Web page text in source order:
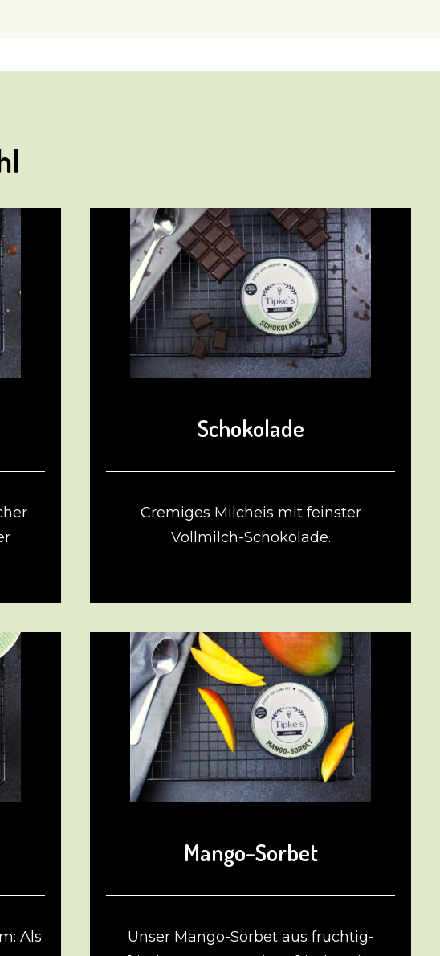
Schokolade
Cremiges Milcheis mit feinster
Vollmilch-Schokolade.
Als
Mango-Sorbet
Unser Mango-Sorbet aus fruchtig-